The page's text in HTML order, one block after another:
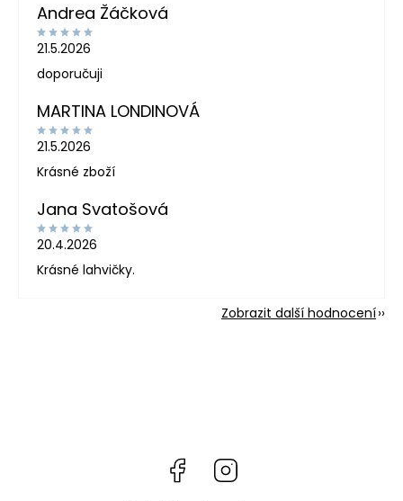
Andrea Žáčková
21.5.2026
doporučuji
MARTINA LONDINOVÁ
21.5.2026
Krásné zboží
Jana Svatošová
20.4.2026
Krásné lahvičky.
Zobrazit další hodnocení
Facebook